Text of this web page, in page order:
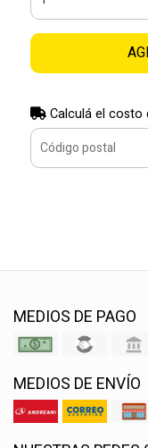
Calculá el costo
MEDIOS DE PAGO
MEDIOS DE ENVÍO